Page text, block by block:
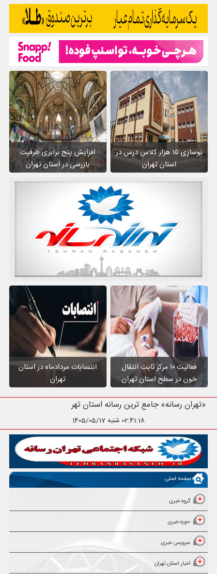
نوسازی ۱۵ هزار کلاس درس در
استان تهران
افزایش پنج برابری ظرفیت
بازرسی در استان تهران
فعالیت ۱۰ مرکز ثابت انتقال
خون در سطح استان تهران
انتصابات مردادماه در استان
تهران
«تهران رسانه» جامع ترین رسانه استان تهران
02:41:19 شنبه 1405/05/17
صفحه اصلی
گروه خبری
حوزه خبری
سرویس خبری
اخبار استان تهران